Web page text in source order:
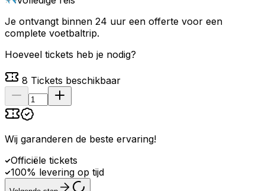
Je ontvangt binnen 24 uur een offerte voor een
complete voetbaltrip.
Hoeveel tickets heb je nodig?
8 Tickets beschikbaar
Wij garanderen de beste ervaring!
Officiële tickets
100% levering op tijd